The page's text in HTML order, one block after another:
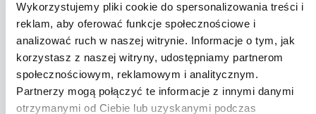
Wykorzystujemy pliki cookie do spersonalizowania treści i
reklam, aby oferować funkcje społecznościowe i
analizować ruch w naszej witrynie. Informacje o tym, jak
korzystasz z naszej witryny, udostępniamy partnerom
społecznościowym, reklamowym i analitycznym.
Partnerzy mogą połączyć te informacje z innymi danymi
otrzymanymi od Ciebie lub uzyskanymi podczas
ponad 60 dni. –To pokazuje jak zmienna jest sytuacja. W
przypadku firm handlowych występuje duża konkurencja. Firmy te
działają zazwyczaj na niskich marżach. Jednym ze sposobów
zwiększenia konkurencyjności swojej oferty jest udzielanie
odroczonych terminów płatności. Niestety w obecnych czasach część
kontrahentów firm handlowych z uwagi na pogorszenie nastrojów
konsumenckich ma trudności z upłynnieniem swoich towarów.